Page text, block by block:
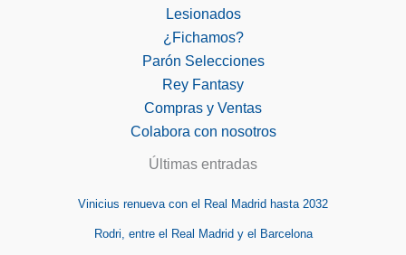
Lesionados
¿Fichamos?
Parón Selecciones
Rey Fantasy
Compras y Ventas
Colabora con nosotros
Últimas entradas
Vinicius renueva con el Real Madrid hasta 2032
Rodri, entre el Real Madrid y el Barcelona